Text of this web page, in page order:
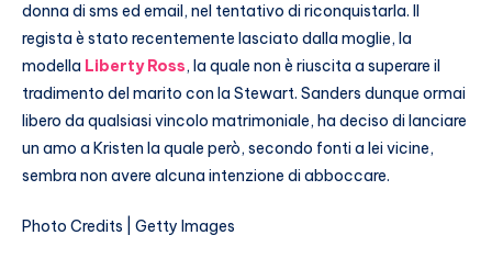
donna di sms ed email, nel tentativo di riconquistarla. Il
regista è stato recentemente lasciato dalla moglie, la
modella Liberty Ross, la quale non è riuscita a superare il
tradimento del marito con la Stewart. Sanders dunque ormai
libero da qualsiasi vincolo matrimoniale, ha deciso di lanciare
un amo a Kristen la quale però, secondo fonti a lei vicine,
sembra non avere alcuna intenzione di abboccare.
Photo Credits | Getty Images